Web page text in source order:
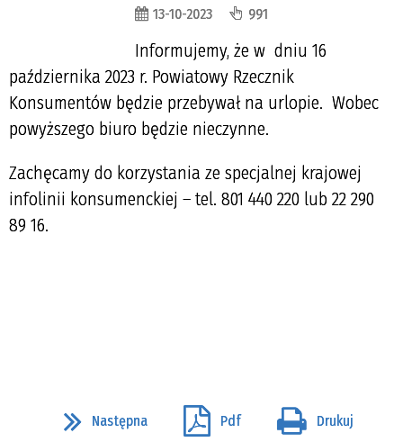
13-10-2023 991
Informujemy, że w dniu 16
października 2023 r. Powiatowy Rzecznik
Konsumentów będzie przebywał na urlopie. Wobec
powyższego biuro będzie nieczynne.
Zachęcamy do korzystania ze specjalnej krajowej
infolinii konsumenckiej – tel. 801 440 220 lub 22 290
89 16.
Następna Pdf Drukuj